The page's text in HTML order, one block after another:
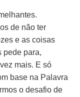
de não ter
e as coisas
pede para,
mais. E só
base na Palavra
o desafio de